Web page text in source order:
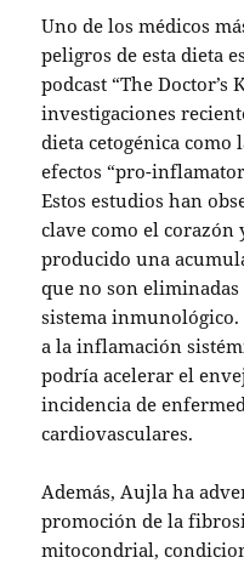
Uno de los médicos
peligros de esta dieta
podcast “The Doctor’s
investigaciones
dieta cetogénica
efectos “pro-
Estos estudios han
clave como el corazón
producido una
que no son
sistema
a la inflamación
podría acelerar el
incidencia de
cardiovasculares.
Además, Aujla ha
promoción de la
mitocondrial,